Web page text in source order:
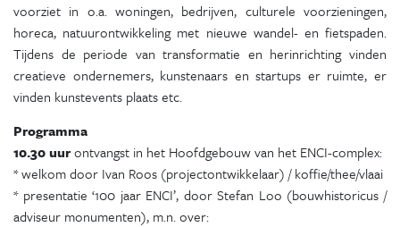
voorziet in o.a. woningen, bedrijven, culturele voorzieningen,
horeca, natuurontwikkeling met nieuwe wandel- en fietspaden.
Tijdens de periode van transformatie en herinrichting vinden
creatieve ondernemers, kunstenaars en startups er ruimte, er
vinden kunstevents plaats etc.
Programma
10.30 uurontvangst in het Hoofdgebouw van het ENCI-complex:
* welkom door Ivan Roos (projectontwikkelaar) / koffie/thee/vlaai
* presentatie ‘100 jaar ENCI’, door Stefan Loo (bouwhistoricus /
adviseur monumenten), m.n. over: